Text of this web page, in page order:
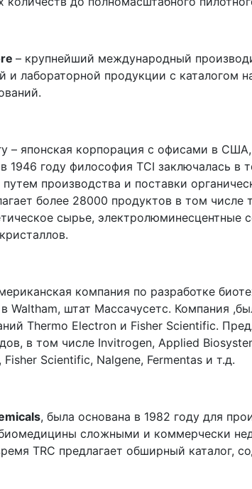
– крупнейший международный
и лабораторной продукции с каталогом
– японская корпорация с офисами в
1946 году философия TCI заключалась в
производства и поставки
более 28000 продуктов в том числе
сырье, электролюминесцентные
компания по разработке
Waltham, штат Массачусетс. Компания
Thermo Electron и Fisher Scientific.
в том числе Invitrogen, Applied
Scientific, Nalgene, Fermentas и т.д.
, была основана в 1982 году для
биомедицины сложными и коммерчески
TRC предлагает обширный каталог,